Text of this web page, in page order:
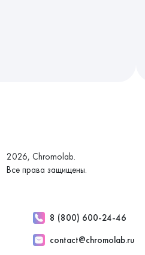
2026, Chromolab.
Все права защищены.
8 (800) 600-24-46
contact@chromolab.ru